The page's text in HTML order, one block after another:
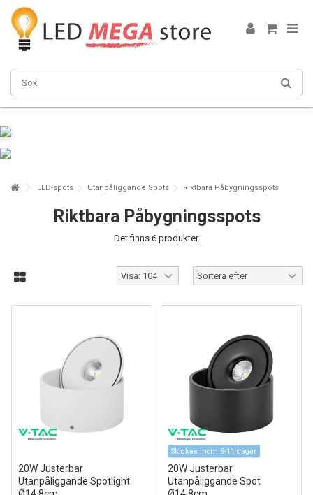
LED-spots Utanpåliggande Spots Riktbara Påbygningsspots
Riktbara Påbygningsspots
Det finns 6 produkter.
20W Justerbar
Utanpåliggande Spotlight
Skickas inom 9-11 dagar
20W Justerbar
Utanpåliggande Spot